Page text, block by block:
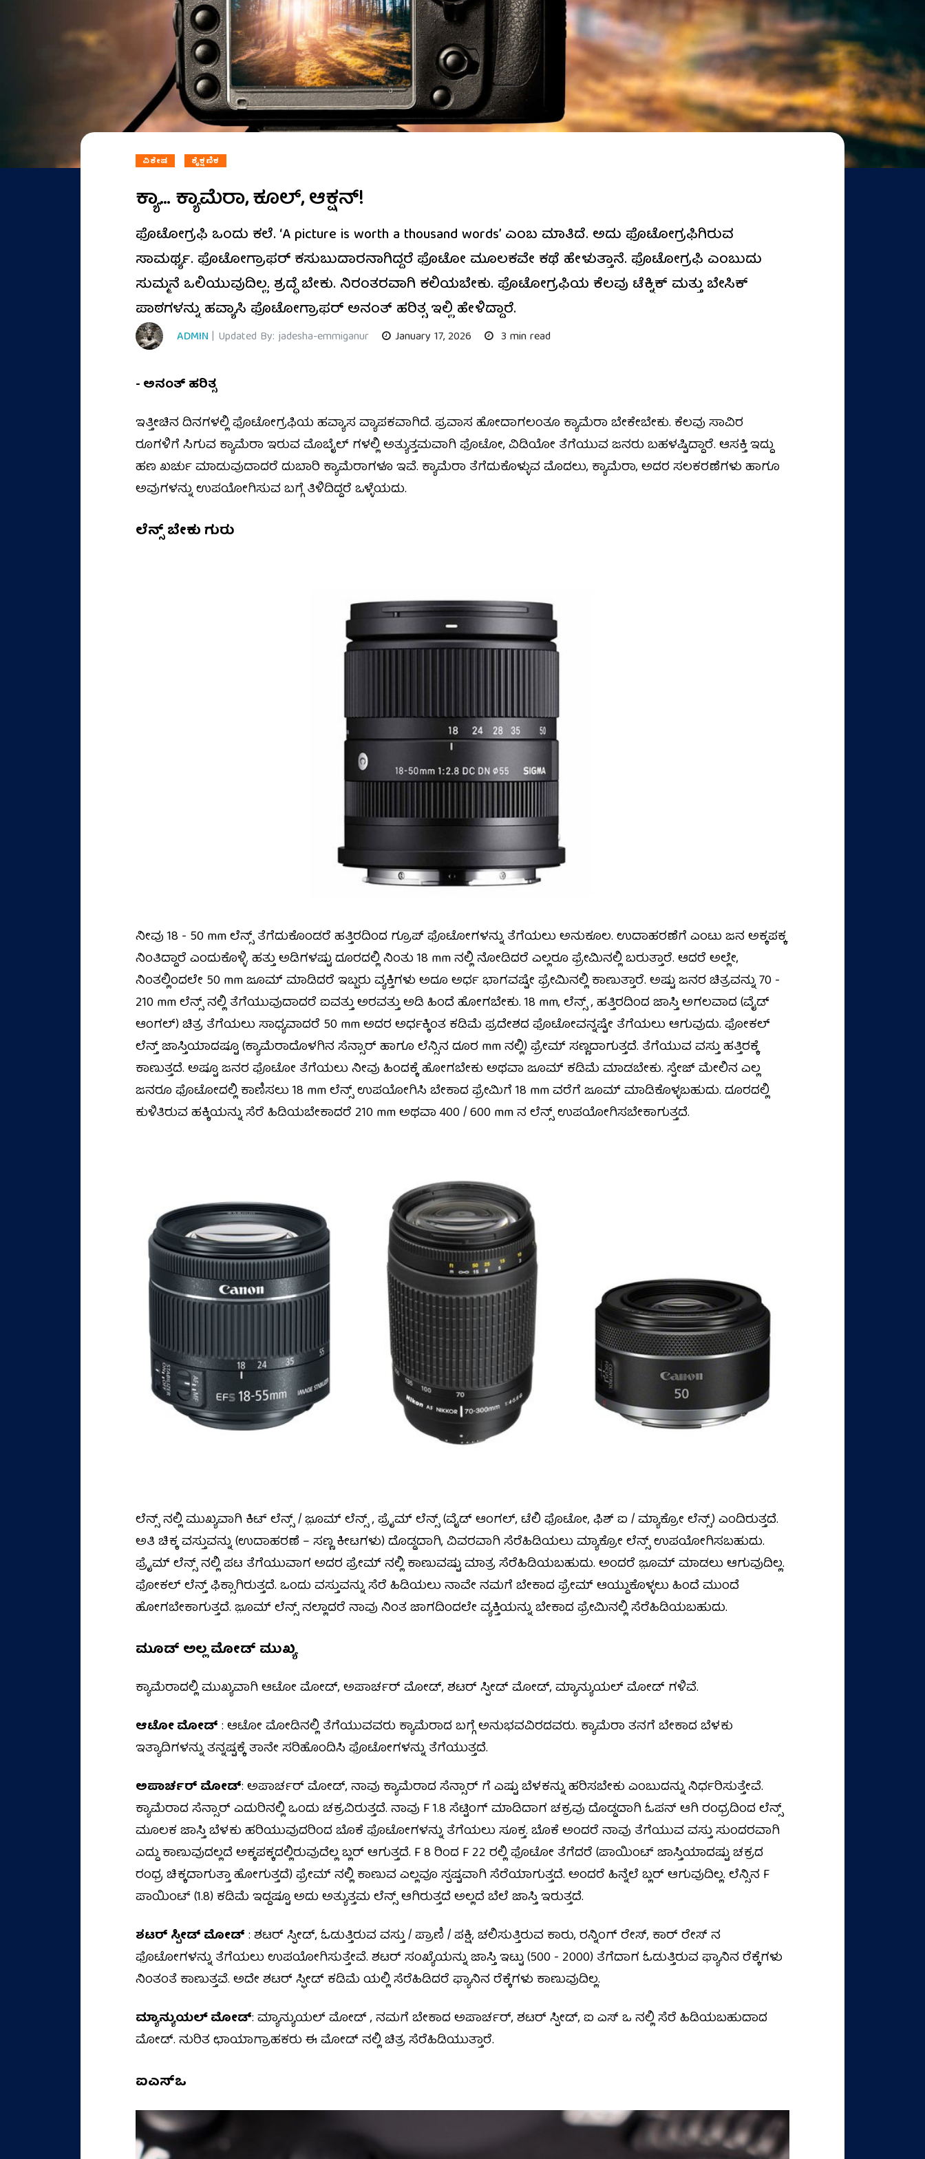
ವಿಶೇಷ ಶೈಕ್ಷಣಿಕ
ಕ್ಯಾ… ಕ್ಯಾಮೆರಾ, ಕೂಲ್‌, ಆಕ್ಷನ್!
ಫೊಟೋಗ್ರಫಿ ಒಂದು ಕಲೆ. ‘A picture is worth a thousand words’ ಎಂಬ ಮಾತಿದೆ. ಅದು ಫೊಟೋಗ್ರಫಿಗಿರುವ
ಸಾಮರ್ಥ್ಯ. ಫೊಟೋಗ್ರಾಫರ್‌ ಕಸುಬುದಾರನಾಗಿದ್ದರೆ ಫೊಟೋ ಮೂಲಕವೇ ಕಥೆ ಹೇಳುತ್ತಾನೆ. ಫೊಟೋಗ್ರಫಿ ಎಂಬುದು
ಸುಮ್ಮನೆ ಒಲಿಯುವುದಿಲ್ಲ. ಶ್ರದ್ಧೆ ಬೇಕು. ನಿರಂತರವಾಗಿ ಕಲಿಯಬೇಕು. ಫೊಟೋಗ್ರಫಿಯ ಕೆಲವು ಟೆಕ್ನಿಕ್ ಮತ್ತು ಬೇಸಿಕ್‌
ಪಾಠಗಳನ್ನು ಹವ್ಯಾಸಿ ಫೊಟೋಗ್ರಾಫರ್‌ ಅನಂತ್‌ ಹರಿತ್ಸ ಇಲ್ಲಿ ಹೇಳಿದ್ದಾರೆ.
ADMIN | Updated By: jadesha-emmiganur January 17, 2026 3 min read
- ಅನಂತ್‌ ಹರಿತ್ಸ
ಇತ್ತೀಚಿನ ದಿನಗಳಲ್ಲಿ ಫೊಟೋಗ್ರಫಿಯ ಹವ್ಯಾಸ ವ್ಯಾಪಕವಾಗಿದೆ. ಪ್ರವಾಸ ಹೋದಾಗಲಂತೂ ಕ್ಯಾಮೆರಾ ಬೇಕೇಬೇಕು. ಕೆಲವು ಸಾವಿರ
ರೂಗಳಿಗೆ ಸಿಗುವ ಕ್ಯಾಮೆರಾ ಇರುವ ಮೊಬೈಲ್ ಗಳಲ್ಲಿ ಅತ್ಯುತ್ತಮವಾಗಿ ಫೊಟೋ, ವಿಡಿಯೋ ತೆಗೆಯುವ ಜನರು ಬಹಳಷ್ಟಿದ್ದಾರೆ. ಆಸಕ್ತಿ ಇದ್ದು
ಹಣ ಖರ್ಚು ಮಾಡುವುದಾದರೆ ದುಬಾರಿ ಕ್ಯಾಮೆರಾಗಳೂ ಇವೆ. ಕ್ಯಾಮೆರಾ ತೆಗೆದುಕೊಳ್ಳುವ ಮೊದಲು, ಕ್ಯಾಮೆರಾ, ಅದರ ಸಲಕರಣೆಗಳು ಹಾಗೂ
ಅವುಗಳನ್ನು ಉಪಯೋಗಿಸುವ ಬಗ್ಗೆ ತಿಳಿದಿದ್ದರೆ ಒಳ್ಳೆಯದು.
ಲೆನ್ಸ್‌ ಬೇಕು ಗುರು
ನೀವು 18 - 50 mm ಲೆನ್ಸ್ ತೆಗೆದುಕೊಂಡರೆ ಹತ್ತಿರದಿಂದ ಗ್ರೂಪ್ ಫೊಟೋಗಳನ್ನು ತೆಗೆಯಲು ಅನುಕೂಲ. ಉದಾಹರಣೆಗೆ ಎಂಟು ಜನ ಅಕ್ಕಪಕ್ಕ
ನಿಂತಿದ್ದಾರೆ ಎಂದುಕೊಳ್ಳಿ. ಹತ್ತು ಅಡಿಗಳಷ್ಟು ದೂರದಲ್ಲಿ ನಿಂತು 18 mm ನಲ್ಲಿ ನೋಡಿದರೆ ಎಲ್ಲರೂ ಫ್ರೇಮಿನಲ್ಲಿ ಬರುತ್ತಾರೆ. ಆದರೆ ಅಲ್ಲೇ,
ನಿಂತಲ್ಲಿಂದಲೇ 50 mm ಜೂಮ್ ಮಾಡಿದರೆ ಇಬ್ಬರು ವ್ಯಕ್ತಿಗಳು ಅದೂ ಅರ್ಧ ಭಾಗವಷ್ಟೇ ಫ್ರೇಮಿನಲ್ಲಿ ಕಾಣುತ್ತಾರೆ. ಅಷ್ಟು ಜನರ ಚಿತ್ರವನ್ನು 70 -
210 mm ಲೆನ್ಸ್ ನಲ್ಲಿ ತೆಗೆಯುವುದಾದರೆ ಐವತ್ತು ಅರವತ್ತು ಅಡಿ ಹಿಂದೆ ಹೋಗಬೇಕು. 18 mm, ಲೆನ್ಸ್‌ , ಹತ್ತಿರದಿಂದ ಜಾಸ್ತಿ ಅಗಲವಾದ (ವೈಡ್‌
ಆಂಗಲ್‌) ಚಿತ್ರ ತೆಗೆಯಲು ಸಾಧ್ಯವಾದರೆ 50 mm ಅದರ ಅರ್ಧಕ್ಕಿಂತ ಕಡಿಮೆ ಪ್ರದೇಶದ ಫೊಟೋವನ್ನಷ್ಟೇ ತೆಗೆಯಲು ಆಗುವುದು. ಫೋಕಲ್‌
ಲೆನ್ತ್‌ ಜಾಸ್ತಿಯಾದಷ್ಟೂ (ಕ್ಯಾಮೆರಾದೊಳಗಿನ ಸೆನ್ಸಾರ್‌ ಹಾಗೂ ಲೆನ್ಸಿನ ದೂರ mm ನಲ್ಲಿ) ಫ್ರೇಮ್‌ ಸಣ್ಣದಾಗುತ್ತದೆ. ತೆಗೆಯುವ ವಸ್ತು ಹತ್ತಿರಕ್ಕೆ
ಕಾಣುತ್ತದೆ. ಅಷ್ಟೂ ಜನರ ಫೊಟೋ ತೆಗೆಯಲು ನೀವು ಹಿಂದಕ್ಕೆ ಹೋಗಬೇಕು ಅಥವಾ ಜೂಮ್‌ ಕಡಿಮೆ ಮಾಡಬೇಕು. ಸ್ಟೇಜ್‌ ಮೇಲಿನ ಎಲ್ಲ
ಜನರೂ ಫೊಟೋದಲ್ಲಿ ಕಾಣಿಸಲು 18 mm ಲೆನ್ಸ್ ಉಪಯೋಗಿಸಿ ಬೇಕಾದ ಫ್ರೇಮಿಗೆ 18 mm ವರೆಗೆ ಜೂಮ್‌ ಮಾಡಿಕೊಳ್ಳಬಹುದು. ದೂರದಲ್ಲಿ
ಕುಳಿತಿರುವ ಹಕ್ಕಿಯನ್ನು ಸೆರೆ ಹಿಡಿಯಬೇಕಾದರೆ 210 mm ಅಥವಾ 400 / 600 mm ನ ಲೆನ್ಸ್ ಉಪಯೋಗಿಸಬೇಕಾಗುತ್ತದೆ.
ಲೆನ್ಸ್ ನಲ್ಲಿ ಮುಖ್ಯವಾಗಿ ಕಿಟ್ ಲೆನ್ಸ್ / ಜೂ಼ಮ್ ಲೆನ್ಸ್ , ಪ್ರೈಮ್ ಲೆನ್ಸ್ (ವೈಡ್‌ ಆಂಗಲ್‌, ಟೆಲಿ ಫೊಟೋ, ಫಿಶ್‌ ಐ / ಮ್ಯಾಕ್ರೋ ಲೆನ್ಸ್)‌ ಎಂದಿರುತ್ತದೆ.
ಅತಿ ಚಿಕ್ಕ ವಸ್ತುವನ್ನು (ಉದಾಹರಣೆ – ಸಣ್ಣ ಕೀಟಗಳು) ದೊಡ್ಡದಾಗಿ, ವಿವರವಾಗಿ ಸೆರೆಹಿಡಿಯಲು ಮ್ಯಾಕ್ರೋ ಲೆನ್ಸ್‌ ಉಪಯೋಗಿಸಬಹುದು.
ಪ್ರೈಮ್ ಲೆನ್ಸ್ ನಲ್ಲಿ ಪಟ ತೆಗೆಯುವಾಗ ಅದರ ಪ್ರೇಮ್ ನಲ್ಲಿ ಕಾಣುವಷ್ಟು ಮಾತ್ರ ಸೆರೆಹಿಡಿಯಬಹುದು. ಅಂದರೆ ಜೂ಼ಮ್ ಮಾಡಲು ಆಗುವುದಿಲ್ಲ.
ಫೋಕಲ್ ಲೆನ್ತ್ ಫಿಕ್ಸಾಗಿರುತ್ತದೆ. ಒಂದು ವಸ್ತುವನ್ನು ಸೆರೆ ಹಿಡಿಯಲು ನಾವೇ ನಮಗೆ ಬೇಕಾದ ಫ್ರೇಮ್ ಆಯ್ದುಕೊಳ್ಳಲು ಹಿಂದೆ ಮುಂದೆ
ಹೋಗಬೇಕಾಗುತ್ತದೆ. ಜೂ಼ಮ್ ಲೆನ್ಸ್ ನಲ್ಲಾದರೆ ನಾವು ನಿಂತ ಜಾಗದಿಂದಲೇ ವ್ಯಕ್ತಿಯನ್ನು ಬೇಕಾದ ಫ್ರೇಮಿನಲ್ಲಿ ಸೆರೆಹಿಡಿಯಬಹುದು.
ಮೂಡ್‌ ಅಲ್ಲ ಮೋಡ್‌ ಮುಖ್ಯ
ಕ್ಯಾಮೆರಾದಲ್ಲಿ ಮುಖ್ಯವಾಗಿ ಆಟೋ ಮೋಡ್, ಅಪಾರ್ಚರ್ ಮೋಡ್, ಶಟರ್ ಸ್ಪೀಡ್ ಮೋಡ್, ಮ್ಯಾನ್ಯುಯಲ್ ಮೋಡ್ ಗಳಿವೆ.
ಆಟೋ ಮೋಡ್‌: ಆಟೋ ಮೋಡಿನಲ್ಲಿ ತೆಗೆಯುವವರು ಕ್ಯಾಮೆರಾದ ಬಗ್ಗೆ ಅನುಭವವಿರದವರು. ಕ್ಯಾಮೆರಾ ತನಗೆ ಬೇಕಾದ ಬೆಳಕು
ಇತ್ಯಾದಿಗಳನ್ನು ತನ್ನಷ್ಟಕ್ಕೆ ತಾನೇ ಸರಿಹೊಂದಿಸಿ ಫೊಟೋಗಳನ್ನು ತೆಗೆಯುತ್ತದೆ.
ಅಪಾರ್ಚರ್ ಮೋಡ್: ಅಪಾರ್ಚರ್ ಮೋಡ್, ನಾವು ಕ್ಯಾಮೆರಾದ ಸೆನ್ಸಾರ್ ಗೆ ಎಷ್ಟು ಬೆಳಕನ್ನು ಹರಿಸಬೇಕು ಎಂಬುದನ್ನು ನಿರ್ಧರಿಸುತ್ತೇವೆ.
ಕ್ಯಾಮೆರಾದ ಸೆನ್ಸಾರ್ ಎದುರಿನಲ್ಲಿ ಒಂದು ಚಕ್ರವಿರುತ್ತದೆ. ನಾವು F 1.8 ಸೆಟ್ಟಿಂಗ್‌ ಮಾಡಿದಾಗ ಚಕ್ರವು ದೊಡ್ಡದಾಗಿ ಓಪನ್ ಆಗಿ ರಂಧ್ರದಿಂದ ಲೆನ್ಸ್
ಮೂಲಕ ಜಾಸ್ತಿ ಬೆಳಕು ಹರಿಯುವುದರಿಂದ ಬೊಕೆ ಫೊಟೋಗಳನ್ನು ತೆಗೆಯಲು ಸೂಕ್ತ. ಬೊಕೆ ಅಂದರೆ ನಾವು ತೆಗೆಯುವ ವಸ್ತು ಸುಂದರವಾಗಿ
ಎದ್ದು ಕಾಣುವುದಲ್ಲದೆ ಅಕ್ಕಪಕ್ಕದಲ್ಲಿರುವುದೆಲ್ಲ ಬ್ಲರ್ ಆಗುತ್ತದೆ. F 8 ರಿಂದ F 22 ರಲ್ಲಿ ಫೊಟೋ ತೆಗೆದರೆ (ಪಾಯಿಂಟ್ ಜಾಸ್ತಿಯಾದಷ್ಟು ಚಕ್ರದ
ರಂಧ್ರ ಚಿಕ್ಕದಾಗುತ್ತಾ ಹೋಗುತ್ತದೆ) ಫ್ರೇಮ್ ನಲ್ಲಿ ಕಾಣುವ ಎಲ್ಲವೂ ಸ್ಪಷ್ಟವಾಗಿ ಸೆರೆಯಾಗುತ್ತದೆ. ಅಂದರೆ ಹಿನ್ನೆಲೆ ಬ್ಲರ್ ಆಗುವುದಿಲ್ಲ. ಲೆನ್ಸಿನ F
ಪಾಯಿಂಟ್‌ (1.8) ಕಡಿಮೆ ಇದ್ದಷ್ಟೂ ಅದು ಅತ್ಯುತ್ತಮ ಲೆನ್ಸ್‌ ಆಗಿರುತ್ತದೆ ಅಲ್ಲದೆ ಬೆಲೆ ಜಾಸ್ತಿ ಇರುತ್ತದೆ.
ಶಟರ್ ಸ್ಪೀಡ್ ಮೋಡ್‌: ಶಟರ್ ಸ್ಪೀಡ್, ಓಡುತ್ತಿರುವ ವಸ್ತು / ಪ್ರಾಣಿ / ಪಕ್ಷಿ, ಚಲಿಸುತ್ತಿರುವ ಕಾರು, ರನ್ನಿಂಗ್ ರೇಸ್, ಕಾರ್ ರೇಸ್ ನ
ಫೊಟೋಗಳನ್ನು ತೆಗೆಯಲು ಉಪಯೋಗಿಸುತ್ತೇವೆ. ಶಟರ್ ಸಂಖ್ಯೆಯನ್ನು ಜಾಸ್ತಿ ಇಟ್ಟು (500 - 2000) ತೆಗೆದಾಗ ಓಡುತ್ತಿರುವ ಫ್ಯಾನಿನ ರೆಕ್ಕೆಗಳು
ನಿಂತಂತೆ ಕಾಣುತ್ತವೆ. ಅದೇ ಶಟರ್ ಸ್ಫೀಡ್ ಕಡಿಮೆ ಯಲ್ಲಿ ಸೆರೆಹಿಡಿದರೆ ಫ್ಯಾನಿನ ರೆಕ್ಕೆಗಳು ಕಾಣುವುದಿಲ್ಲ.
ಮ್ಯಾನ್ಯುಯಲ್ ಮೋಡ್: ಮ್ಯಾನ್ಯುಯಲ್ ಮೋಡ್ , ನಮಗೆ ಬೇಕಾದ ಅಪಾರ್ಚರ್, ಶಟರ್ ಸ್ಪೀಡ್, ಐ ಎಸ್ ಒ ನಲ್ಲಿ ಸೆರೆ ಹಿಡಿಯಬಹುದಾದ
ಮೋಡ್. ನುರಿತ ಛಾಯಾಗ್ರಾಹಕರು ಈ ಮೋಡ್ ನಲ್ಲಿ ಚಿತ್ರ ಸೆರೆಹಿಡಿಯುತ್ತಾರೆ.
ಐಎಸ್ಒ